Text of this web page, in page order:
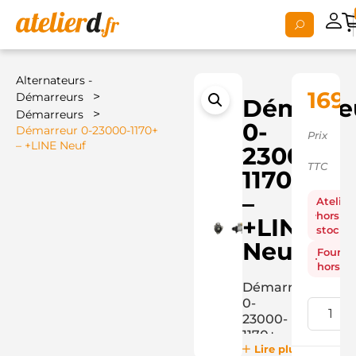
Alternateurs -
Démarreurs
>
Démarreurs >
Démarreur 0-23000-1170+
– +LINE Neuf
0-
23000-
1170+
–
+LINE
Neuf
Démarreur
0-
23000-
1170+
Lire plus
Prix
TTC
Atelier
hors
stock
hors